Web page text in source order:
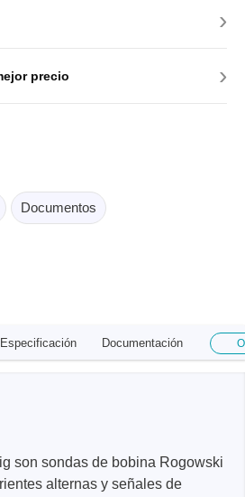
›
precio ›
Documentos
Especificación Documentación
son sondas de bobina Rogowski
alternas y señales de